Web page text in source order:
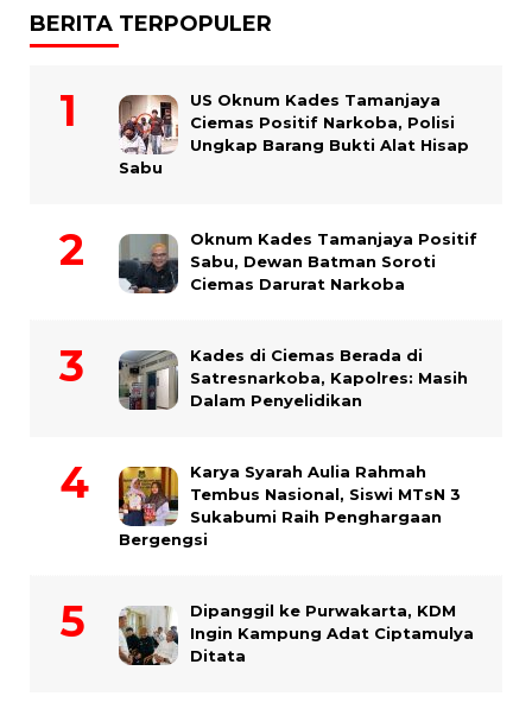
BERITA TERPOPULER
US Oknum Kades Tamanjaya
Ciemas Positif Narkoba, Polisi
Ungkap Barang Bukti Alat Hisap
Sabu
Oknum Kades Tamanjaya Positif
Sabu, Dewan Batman Soroti
Ciemas Darurat Narkoba
Kades di Ciemas Berada di
Satresnarkoba, Kapolres: Masih
Dalam Penyelidikan
Karya Syarah Aulia Rahmah
Tembus Nasional, Siswi MTsN 3
Sukabumi Raih Penghargaan
Bergengsi
Dipanggil ke Purwakarta, KDM
Ingin Kampung Adat Ciptamulya
Ditata